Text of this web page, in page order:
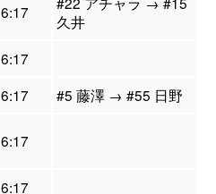
6:17
久井
6:17
6:17
#5 藤澤 → #55 日野
6:17
6:17